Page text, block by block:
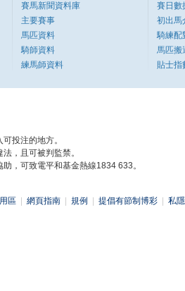
賽馬新聞資料庫
主要賽事
馬匹資料
騎師資料
練馬師資料
賽日數
初出馬
騎練配
馬匹搬
貼士指
投注的地方。
，且可被判監禁。
，可致電平和基金熱線1834 633。
區 網頁指南 規例 提倡有節制博彩 私